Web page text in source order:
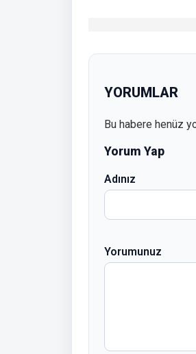
YORUMLAR
Bu habere henüz
Yorum Yap
Adınız
Yorumunuz